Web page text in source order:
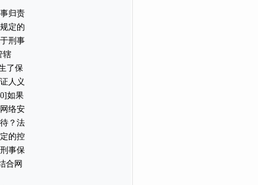
归责
定的
刑事
辖
了保
人义
如果
络安
？法
的控
事保
合网